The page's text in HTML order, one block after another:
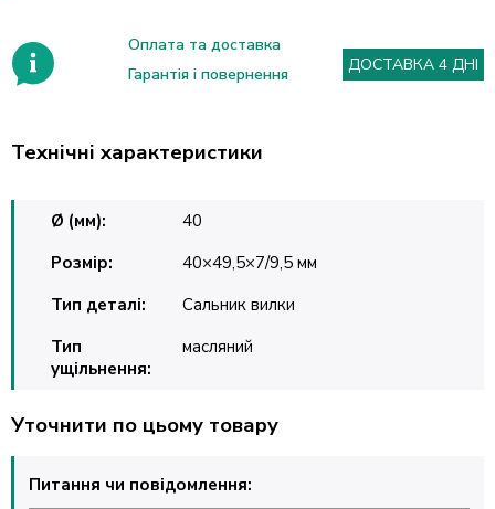
Оплата та доставка
Гарантія і повернення
ДОСТАВКА 4 ДНІ
Технічні характеристики
Ø (мм):
40
Розмір:
40×49,5×7/9,5 мм
Тип деталі:
Сальник вилки
Тип
ущільнення:
масляний
Уточнити по цьому товару
Питання чи повідомлення: